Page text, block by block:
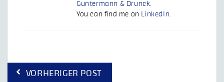
Guntermann & Drunck.
You can find me on LinkedIn.
Beitragsnavigation
VORHERIGER POST